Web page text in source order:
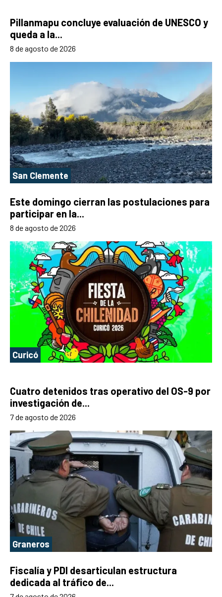
Pillanmapu concluye evaluación de UNESCO y
queda a la...
8 de agosto de 2026
San Clemente
Este domingo cierran las postulaciones para
participar en la...
8 de agosto de 2026
Curicó
Cuatro detenidos tras operativo del OS-9 por
investigación de...
7 de agosto de 2026
Graneros
Fiscalía y PDI desarticulan estructura
dedicada al tráfico de...